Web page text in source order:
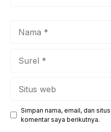
Simpan nama, email, dan
komentar saya berikutnya.